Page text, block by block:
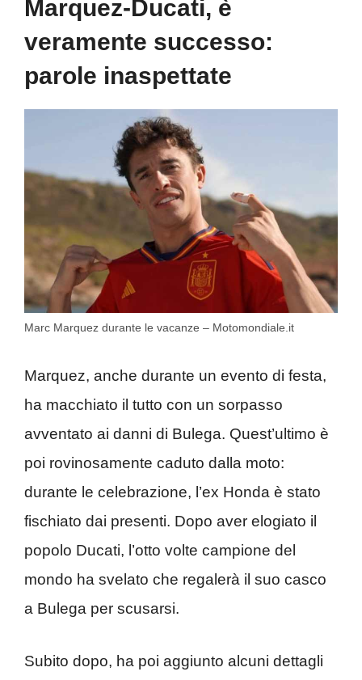
Marquez-Ducati, è
veramente successo:
parole inaspettate
Marc Marquez durante le vacanze – Motomondiale.it
Marquez, anche durante un evento di festa,
ha macchiato il tutto con un sorpasso
avventato ai danni di Bulega. Quest’ultimo è
poi rovinosamente caduto dalla moto:
durante le celebrazione, l’ex Honda è stato
fischiato dai presenti. Dopo aver elogiato il
popolo Ducati, l’otto volte campione del
mondo ha svelato che regalerà il suo casco
a Bulega per scusarsi.
Subito dopo, ha poi aggiunto alcuni dettagli